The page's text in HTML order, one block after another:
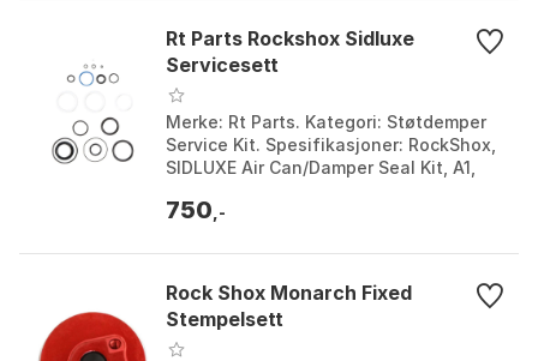
Rt Parts Rockshox Sidluxe
Servicesett
Merke: Rt Parts. Kategori: Støtdemper
Service Kit. Spesifikasjoner: RockShox,
SIDLUXE Air Can/Damper Seal Kit, A1,
Størr...
750 ,-
Rock Shox Monarch Fixed
Stempelsett